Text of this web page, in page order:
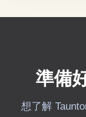
準備
想了解